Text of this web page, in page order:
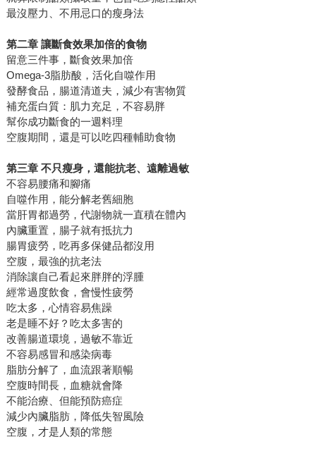
最沒壓力、不用忌口的瘦身法
第二章 讓斷食效果加倍的食物
留意三件事，斷食效果加倍
Omega-3脂肪酸，活化自噬作用
發酵食品，腸道清道夫，減少有害物質
補充蛋白質：肌力充足，不容易胖
幫你成功斷食的一週料理
空腹期間，還是可以吃四種輔助食物
第三章 不只瘦身，還能抗老、遠離過敏
不容易腰痛和腳痛
自噬作用，能分解老舊細胞
當肝胃都過勞，代謝物就一直積在體內
內臟重置，腸子就有抵抗力
腸胃疲勞，吃再多保健品都沒用
空腹，最強的抗老法
消除讓自己看起來胖胖的浮腫
經常過度飲食，會慢性疲勞
吃太多，心情容易焦躁
老是睡不好？吃太多害的
改善腸道環境，過敏不靠近
不容易感冒和感染病毒
脂肪分解了，血流跟著順暢
空腹時間長，血糖就會降
不能治療、但能預防癌症
減少內臟脂肪，降低失智風險
空腹，才是人類的常態